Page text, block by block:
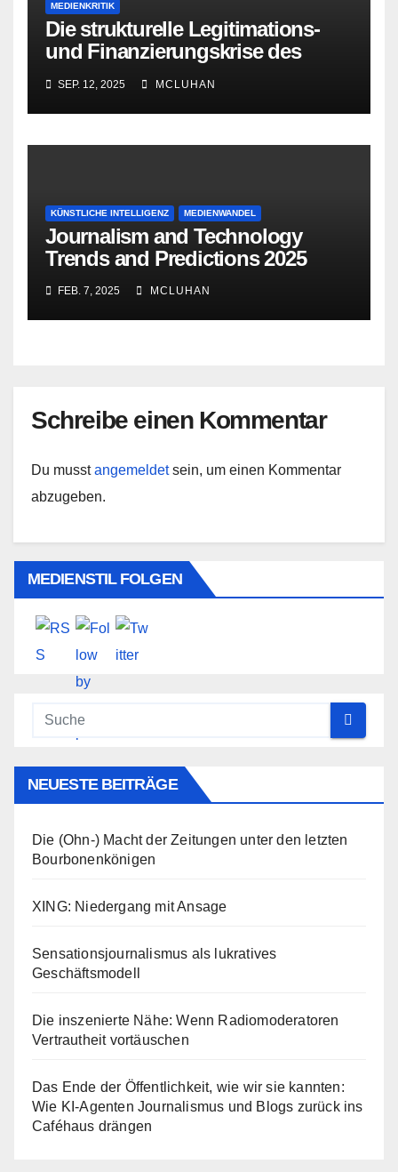
MEDIENKRITIK
Die strukturelle Legitimations-
und Finanzierungskrise des
SEP. 12, 2025 MCLUHAN
KÜNSTLICHE INTELLIGENZ MEDIENWANDEL
Journalism and Technology
Trends and Predictions 2025
FEB. 7, 2025 MCLUHAN
Schreibe einen Kommentar
Du musstangemeldetsein, um einen Kommentar
abzugeben.
MEDIENSTIL FOLGEN
NEUESTE BEITRÄGE
Die (Ohn-) Macht der Zeitungen unter den letzten
Bourbonenkönigen
XING: Niedergang mit Ansage
Sensationsjournalismus als lukratives
Geschäftsmodell
Die inszenierte Nähe: Wenn Radiomoderatoren
Vertrautheit vortäuschen
Das Ende der Öffentlichkeit, wie wir sie kannten:
Wie KI-Agenten Journalismus und Blogs zurück ins
Caféhaus drängen